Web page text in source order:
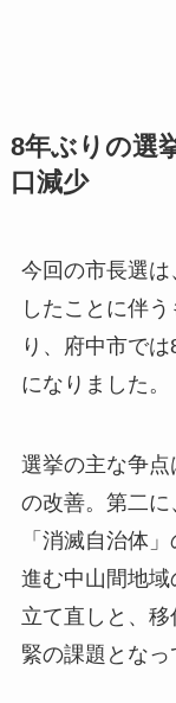
8年ぶりの選
口減少
今回の市長選
したことに伴
り、府中市で
になりました。
選挙の主な争
の改善。第二
「消滅自治体
進む中山間地
立て直しと、
緊の課題となっ